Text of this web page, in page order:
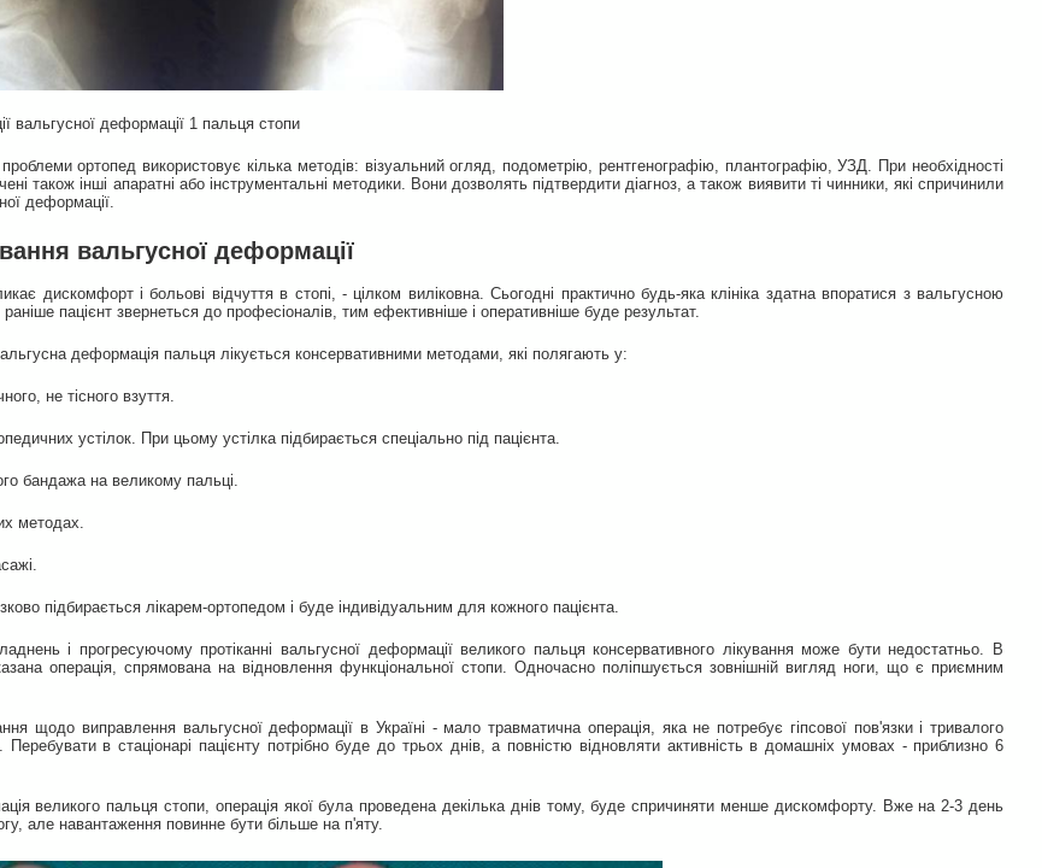
вальгусної деформації 1 пальця стопи
ортопед використовує кілька методів: візуальний огляд, подометрію, рентгенографію, плантографію, УЗД. При необхідності
також інші апаратні або інструментальні методики. Вони дозволять підтвердити діагноз, а також виявити ті чинники, які спричинили
деформації.
вальгусної деформації
дискомфорт і больові відчуття в стопі, - цілком виліковна. Сьогодні практично будь-яка клініка здатна впоратися з вальгусною
пацієнт звернеться до професіоналів, тим ефективніше і оперативніше буде результат.
деформація пальця лікується консервативними методами, які полягають у:
не тісного взуття.
устілок. При цьому устілка підбирається спеціально під пацієнта.
бандажа на великому пальці.
методах.
підбирається лікарем-ортопедом і буде індивідуальним для кожного пацієнта.
і прогресуючому протіканні вальгусної деформації великого пальця консервативного лікування може бути недостатньо. В
операція, спрямована на відновлення функціональної стопи. Одночасно поліпшується зовнішній вигляд ноги, що є приємним
щодо виправлення вальгусної деформації в Україні - мало травматична операція, яка не потребує гіпсової пов'язки і тривалого
Перебувати в стаціонарі пацієнту потрібно буде до трьох днів, а повністю відновляти активність в домашніх умовах - приблизно 6
великого пальця стопи, операція якої була проведена декілька днів тому, буде спричиняти менше дискомфорту. Вже на 2-3 день
але навантаження повинне бути більше на п'яту.